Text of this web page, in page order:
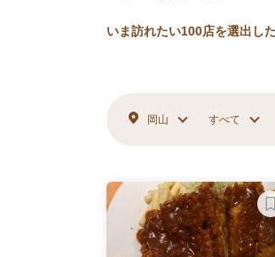
いま訪れたい100店を選出し
岡山 すべて